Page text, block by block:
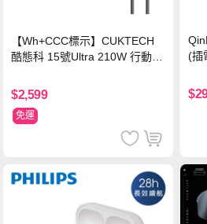
【Wh+CCC標示】CUKTECH
酷態科 15號Ultra 210W 行動電
$2,599
免運
(插